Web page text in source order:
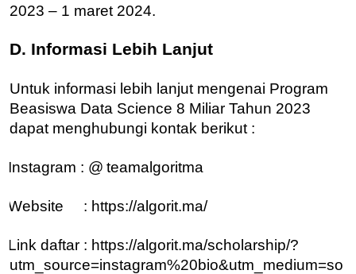
2023 – 1 maret 2024.
D. Informasi Lebih Lanjut
Untuk informasi lebih lanjut mengenai Program
Beasiswa Data Science 8 Miliar Tahun 2023
dapat menghubungi kontak berikut :
Instagram : @ teamalgoritma
Website : https://algorit.ma/
Link daftar : https://algorit.ma/scholarship/?
utm_source=instagram%20bio&utm_medium=so